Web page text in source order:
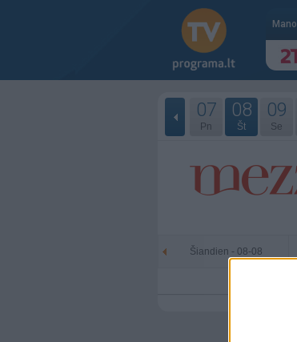
Mano
07
Pn
08
Št
09
Se
Šiandien - 08-08